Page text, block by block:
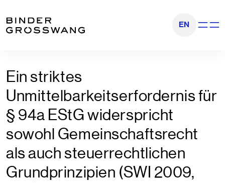
EN
Ein striktes
Unmittelbarkeitserfordernis für
§ 94a EStG widerspricht
sowohl Gemeinschaftsrecht
als auch steuerrechtlichen
Grundprinzipien (SWI 2009,